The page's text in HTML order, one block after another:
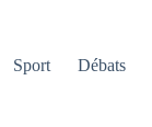
Sport Débats